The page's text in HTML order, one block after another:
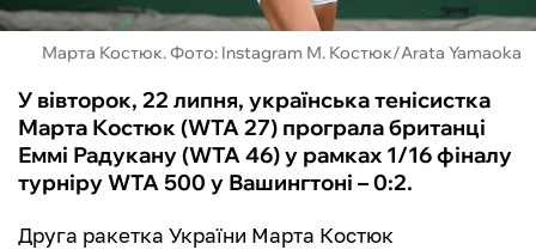
Марта Костюк. Фото: Instagram М. Костюк/Arata Yamaoka
У вівторок, 22 липня, українська тенісистка
Марта Костюк (WTA 27) програла британці
Еммі Радукану (WTA 46) у рамках 1/16 фіналу
турніру WTA 500 у Вашингтоні – 0:2.
Друга ракетка України Марта Костюк